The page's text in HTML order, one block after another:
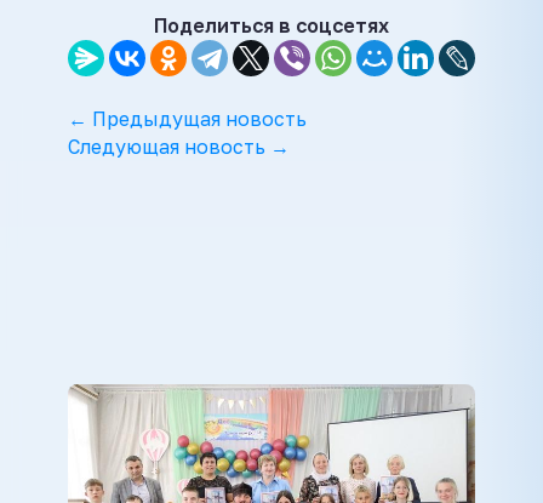
Поделиться в соцсетях
← Предыдущая новость
Следующая новость →